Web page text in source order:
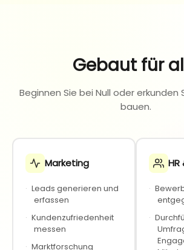
Gebaut für
Beginnen Sie bei Null oder erkunden
bauen.
Marketing
· Leads generieren und
erfassen
· Kundenzufriedenheit
messen
· Marktforschung
·
·